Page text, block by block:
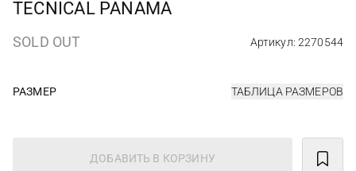
TECNICAL PANAMA
SOLD OUT Артикул: 2270544
РАЗМЕР ТАБЛИЦА РАЗМЕРОВ
ДОБАВИТЬ В КОРЗИНУ